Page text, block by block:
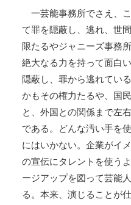
一芸能事務所でさえ、
て罪を隠蔽し、逃れ、世
限たるやジャニーズ事務
絶大なる力を持って面白
隠蔽し、罪から逃れてい
かもその権力たるや、国
と、外国との関係まで左
である。どんな汚い手を
にはいかない。企業がイ
の宣伝にタレントを使う
ージアップを図って芸能
る。本来、演じることが